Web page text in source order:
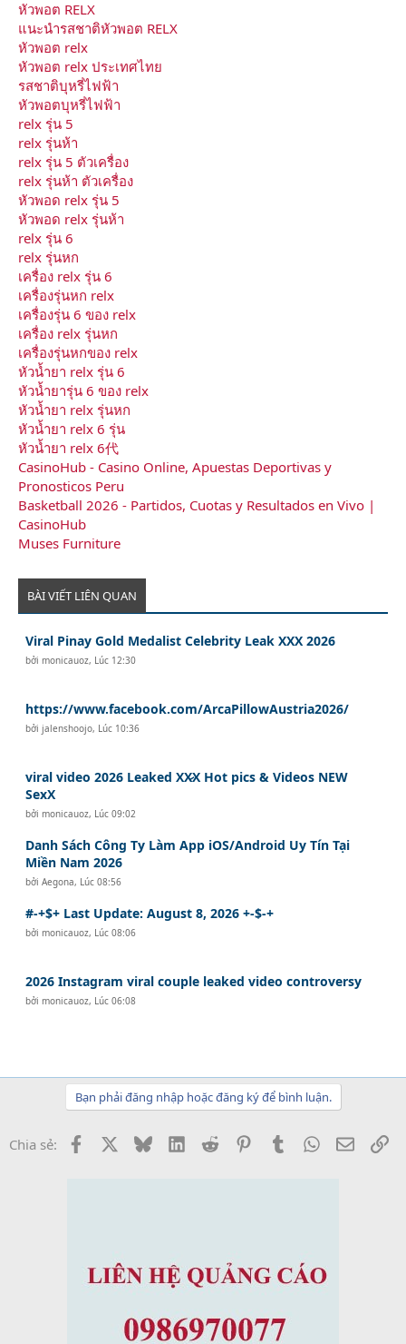
หัวพอต RELX
แนะนำรสชาติหัวพอต RELX
หัวพอต relx
หัวพอต relx ประเทศไทย
รสชาติบุหรี่ไฟฟ้า
หัวพอตบุหรี่ไฟฟ้า
relx รุ่น 5
relx รุ่นห้า
relx รุ่น 5 ตัวเครื่อง
relx รุ่นห้า ตัวเครื่อง
หัวพอด relx รุ่น 5
หัวพอด relx รุ่นห้า
relx รุ่น 6
relx รุ่นหก
เครื่อง relx รุ่น 6
เครื่องรุ่นหก relx
เครื่องรุ่น 6 ของ relx
เครื่อง relx รุ่นหก
เครื่องรุ่นหกของ relx
หัวน้ำยา relx รุ่น 6
หัวน้ำยารุ่น 6 ของ relx
หัวน้ำยา relx รุ่นหก
หัวน้ำยา relx 6 รุ่น
หัวน้ำยา relx 6代
CasinoHub - Casino Online, Apuestas Deportivas y
Pronosticos Peru
Basketball 2026 - Partidos, Cuotas y Resultados en Vivo |
CasinoHub
Muses Furniture
BÀI VIẾT LIÊN QUAN
Viral Pinay Gold Medalist Celebrity Leak XXX 2026
bởimonicauoz, Lúc 12:30
https://www.facebook.com/ArcaPillowAustria2026/
bởijalenshoojo, Lúc 10:36
viral video 2026 Leaked XX̷X Hot pics & Videos NEW
SexX
bởimonicauoz, Lúc 09:02
Danh Sách Công Ty Làm App iOS/Android Uy Tín Tại
Miền Nam 2026
bởiAegona, Lúc 08:56
#-+$+ Last Update: August 8, 2026 +-$-+
bởimonicauoz, Lúc 08:06
2026 Instagram viral couple leaked video controversy
bởimonicauoz, Lúc 06:08
Bạn phải đăng nhập hoặc đăng ký để bình luận.
Chia sẻ: Facebook BlueskyLinkedInReddit PinterestTumblrWhatsApp
Email